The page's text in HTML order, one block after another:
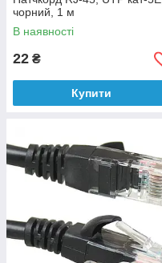
чорний, 1 м
В наявності
22 ₴
Купити